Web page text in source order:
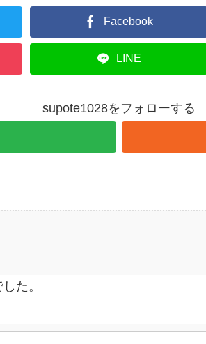
Facebook
LINE
supote1028をフォローする
た。